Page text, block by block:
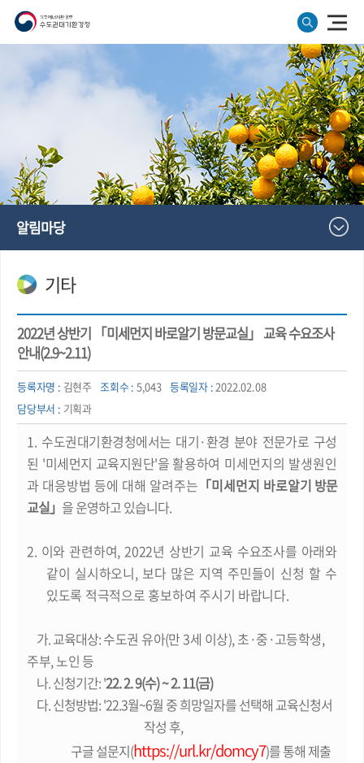
알림마당
기타
2022년 상반기 「미세먼지 바로알기 방문교실」 교육 수요조사
안내(2.9~2.11)
등록자명 : 김현주 조회수 : 5,043 등록일자 : 2022.02.08
담당부서 : 기획과
1. 수도권대기환경청에서는 대기·환경 분야 전문가로 구성
된 '미세먼지 교육지원단'을 활용하여 미세먼지의 발생원인
과 대응방법 등에 대해 알려주는 「미세먼지 바로알기 방문
교실」 을운영하고있습니다.
2. 이와 관련하여, 2022년 상반기 교육 수요조사를 아래와
같이 실시하오니, 보다 많은 지역 주민들이 신청 할 수
있도록 적극적으로 홍보하여 주시기 바랍니다.
가.교육대상:수도권 유아(만3세 이상),초·중·고등학생,
주부,노인 등
나.신청기간: '22. 2. 9(수) ~ 2. 11(금)
다.신청방법: '22.3월~6월 중희망일자를선택해 교육신청서
작성 후,
구글설문지(https://url.kr/domcy7)를통해 제출